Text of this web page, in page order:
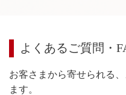
よくあるご質問・
お客さまから寄せられる
ます。